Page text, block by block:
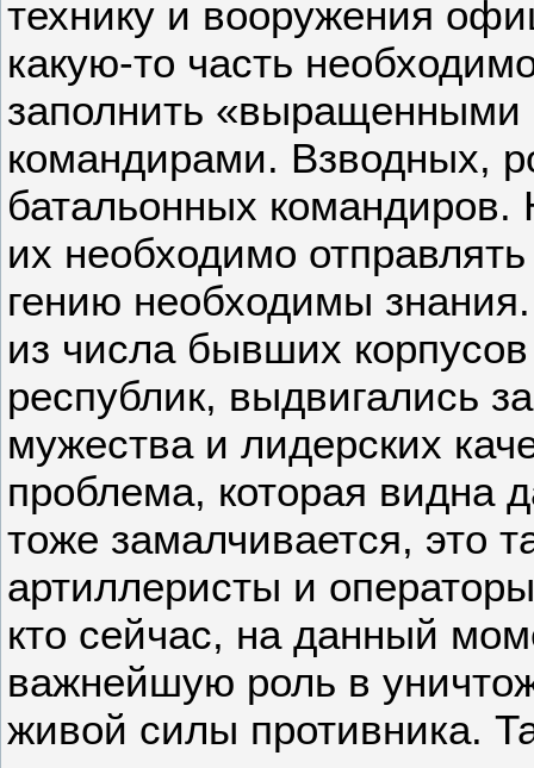
технику и вооружения
какую-то часть
заполнить «выращенными
командирами. Взводных,
батальонных
их необходимо
гению необходимы
из числа бывших
республик, выдвигались
мужества и лидерских
проблема, которая видна
тоже замалчивается, это
артиллеристы и
кто сейчас, на данный
важнейшую роль в
живой силы противника.